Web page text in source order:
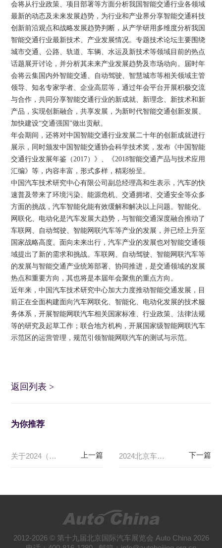
会将从行业政策、项目部署等方面分析我国智能交通行业各领域
最新的动态及未来发展趋势，为行业和产业界分享智能交通科技
创新前沿观点和战略发展趋势判断，从产学研用多维度分析我国
智能交通行业最新技术、产业发展情况。专题技术论坛主要围绕
城市交通、公路、轨道、车辆、水运及新技术等领域目前的热点
话题展开讨论，并分析其未来产业发展趋势及市场动向。届时年
会将云集国内外智能交通、自动驾驶、智慧城市等相关领域主管
领导、知名专家学者、企业高层等，通过年会平台开展积极交流
与合作，共同分享智能交通行业的新成就、新理念、新技术和新
产品，实现创新融合，共享发展，为新时代智能交通创新发展、
加快建设“交通强国”做出贡献。
年会期间，还将对中国智能交通行业发展二十年的创新成就进行
展示，同时颁发中国智能交通协会科学技术奖，发布《中国智能
交通行业发展年鉴（2017）》、《2018智能交通产品与技术应用
汇编》等，内容丰富，形式多样，精彩纷呈。
中国汽车技术研究中心有限公司副总经理高和生表示，汽车的快
速普及带来了环境污染、能源危机、交通拥堵、交通安全等众多
方面的挑战，汽车智能化能有效缓解和解决以上问题。智能化、
网联化、电动化是汽车发展大趋势，与智能交通深度融合推动了
车联网、自动驾驶、智能网联汽车等产业的发展，并已经上升至
国家战略高度。面向未来出行，汽车产业的发展也对智能交通领
域提出了新的需求和挑战。车联网、自动驾驶、智能网联汽车等
的发展与智能交通产业统筹部署、协同推进，是交通领域的发展
热点和重要方向，其也将是本届年会聚焦的重点方向。
近年来，中国汽车技术研究中心加大力度推动智能交通发展，目
前正在全面构建面向汽车网联化、智能化、电动化发展的技术服
务体系，开展智能网联汽车相关国家标准、行业政策、法律法规
等的研究及起草工作；联合地方机构，开展国家级智能网联汽车
示范区的运营管理，规范引领智能网联汽车的测试与示范。
返回列表 >
为你推荐
关于2024（第十八届）北京国际汽车展览会期间对部分道路采取临时交通管理措施的通告 2024北京车展线上媒体注册系统关闭及现场注册通告
2012-2026 © 第十九届北京国际汽车展览会 Auto China 2026